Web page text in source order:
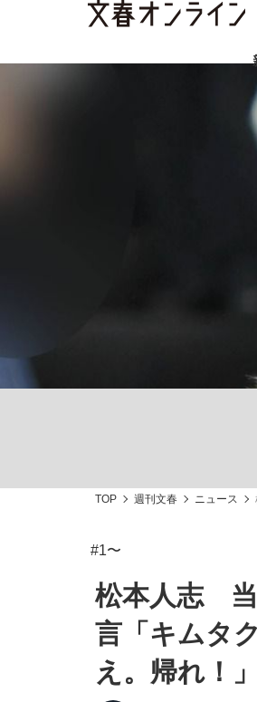
「90%は失敗す
TOP 週刊文春 ニュース
#1〜
松本人志 当
言「キムタ
え。帰れ！